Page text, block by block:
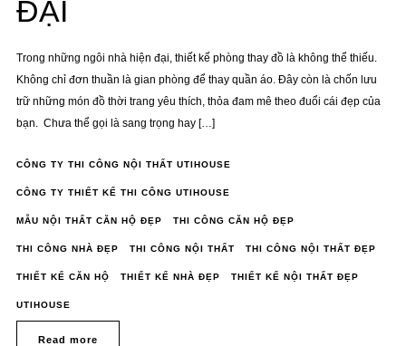
ĐẠI
Trong những ngôi nhà hiện đại, thiết kế phòng thay đồ là không thể thiếu.
Không chỉ đơn thuần là gian phòng để thay quần áo. Đây còn là chốn lưu
trữ những món đồ thời trang yêu thích, thỏa đam mê theo đuổi cái đẹp của
bạn. Chưa thể gọi là sang trọng hay […]
CÔNG TY THI CÔNG NỘI THẤT UTIHOUSE
CÔNG TY THIẾT KẾ THI CÔNG UTIHOUSE
MẪU NỘI THẤT CĂN HỘ ĐẸP THI CÔNG CĂN HỘ ĐẸP
THI CÔNG NHÀ ĐẸP THI CÔNG NỘI THẤT THI CÔNG NỘI THẤT ĐẸP
THIẾT KẾ CĂN HỘ THIẾT KẾ NHÀ ĐẸP THIẾT KẾ NỘI THẤT ĐẸP
UTIHOUSE
Read more